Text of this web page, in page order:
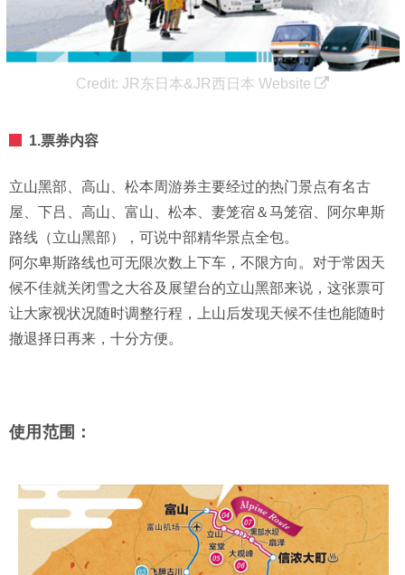
Credit: JR东日本&JR西日本 Website
1.票券内容
立山黑部、高山、松本周游券主要经过的热门景点有名古
屋、下吕、高山、富山、松本、妻笼宿＆马笼宿、阿尔卑斯
路线（立山黑部），可说中部精华景点全包。
阿尔卑斯路线也可无限次数上下车，不限方向。对于常因天
候不佳就关闭雪之大谷及展望台的立山黑部来说，这张票可
让大家视状况随时调整行程，上山后发现天候不佳也能随时
撤退择日再来，十分方便。
使用范围：